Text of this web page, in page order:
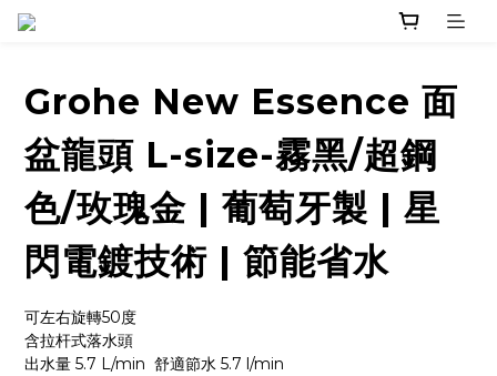
Grohe New Essence 面
盆龍頭 L-size-霧黑/超鋼
色/玫瑰金 | 葡萄牙製 | 星
閃電鍍技術 | 節能省水
可左右旋轉50度
含拉杆式落水頭
出水量 5.7 L/min  舒適節水 5.7 l/min